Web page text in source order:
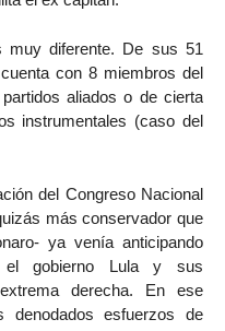
muy diferente. De sus 51
con 8 miembros del
aliados o de cierta
instrumentales (caso del
del Congreso Nacional
más conservador que
ya venía anticipando
el gobierno Lula y sus
derecha. En ese
denodados esfuerzos de